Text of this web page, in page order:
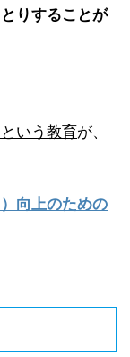
りすることが
いう教育が、
向上のための